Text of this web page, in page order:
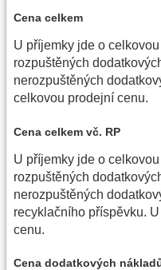
Cena celkem
U příjemky jde o
rozpuštěných
nerozpuštěných
celkovou prodejní cenu.
Cena celkem vč. RP
U příjemky jde o
rozpuštěných
nerozpuštěných
recyklačního příspěvku.
cenu.
Cena dodatkových